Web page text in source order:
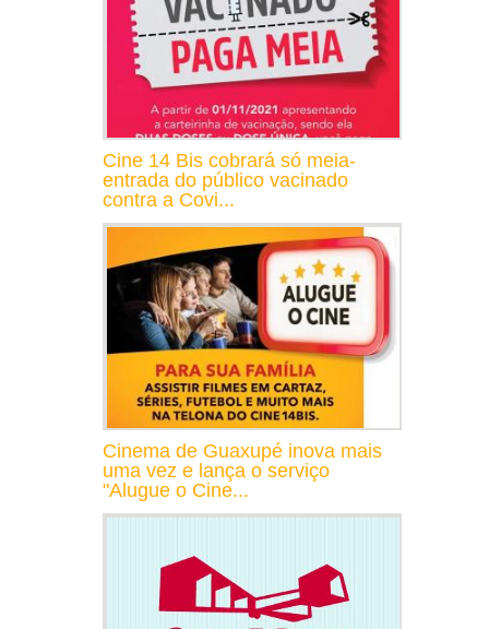
Cine 14 Bis cobrará só meia-
entrada do público vacinado
contra a Covi...
Cinema de Guaxupé inova mais
uma vez e lança o serviço
"Alugue o Cine...